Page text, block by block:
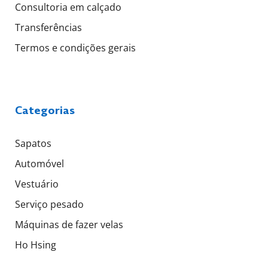
Consultoria em calçado
Transferências
Termos e condições gerais
Categorias
Sapatos
Automóvel
Vestuário
Serviço pesado
Máquinas de fazer velas
Ho Hsing